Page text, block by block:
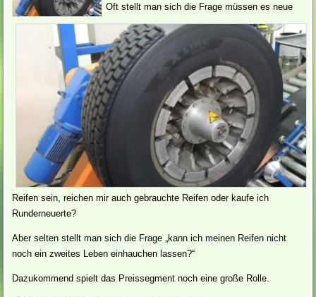
Oft stellt man sich die Frage müssen es neue
Reifen sein, reichen mir auch gebrauchte Reifen oder kaufe ich
Runderneuerte?
Aber selten stellt man sich die Frage „kann ich meinen Reifen nicht
noch ein zweites Leben einhauchen lassen?“
Dazukommend spielt das Preissegment noch eine große Rolle.